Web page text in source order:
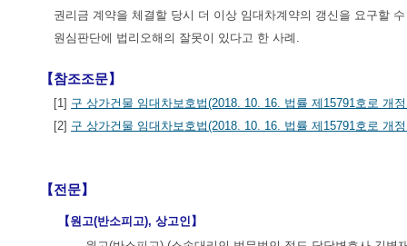
권리금 계약을 체결할 당시 더 이상 임대차계약의 갱신을 요구할
원심판단에 법리오해의 잘못이 있다고 한 사례.
【참조조문】
[1] 구 상가건물 임대차보호법(2018. 10. 16. 법률 제15791호로 개
[2] 구 상가건물 임대차보호법(2018. 10. 16. 법률 제15791호로 개
【전문】
【원고(반소피고), 상고인】